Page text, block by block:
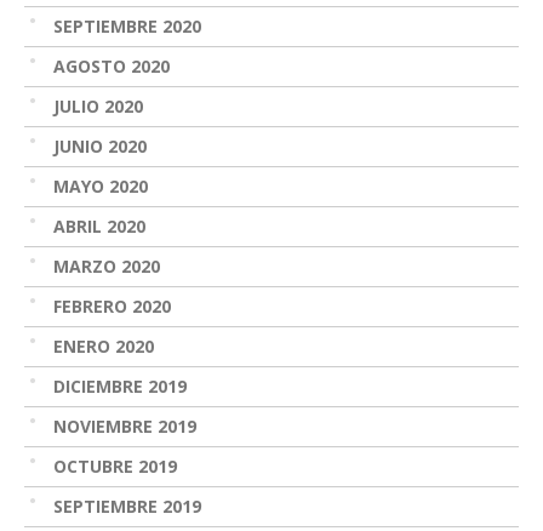
SEPTIEMBRE 2020
AGOSTO 2020
JULIO 2020
JUNIO 2020
MAYO 2020
ABRIL 2020
MARZO 2020
FEBRERO 2020
ENERO 2020
DICIEMBRE 2019
NOVIEMBRE 2019
OCTUBRE 2019
SEPTIEMBRE 2019